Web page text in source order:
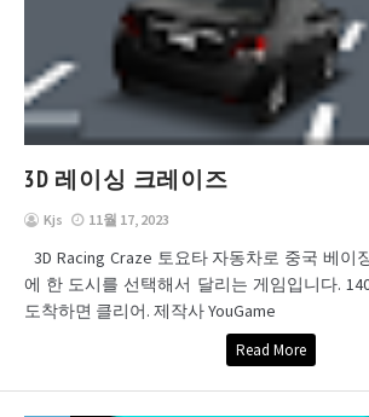
3D 레이싱 크레이즈
Kjs 11월 17, 2023
3D Racing Craze 토요타 자동차로 중국 베이
에 한 도시를 선택해서 달리는 게임입니다.
도착하면 클리어. 제작사 YouGame
Read More